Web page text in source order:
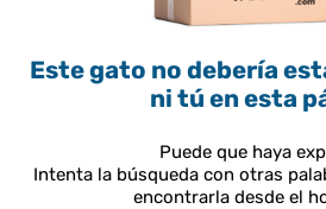
Este gato no debería
ni tú en esta
Puede que haya
Intenta la búsqueda con otras
encontrarla desde el